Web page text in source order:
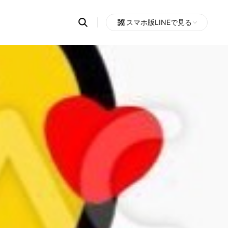
Search
OpenChats
messages
search
area
スマホ版LINEで見る